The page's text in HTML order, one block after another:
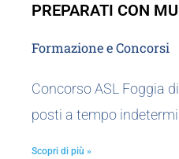
PREPARATI CON
Formazione e Concorsi
Concorso ASL Foggia
posti a tempo
Scopri di più »